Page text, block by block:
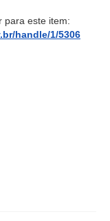
para este item:
handle/1/5306